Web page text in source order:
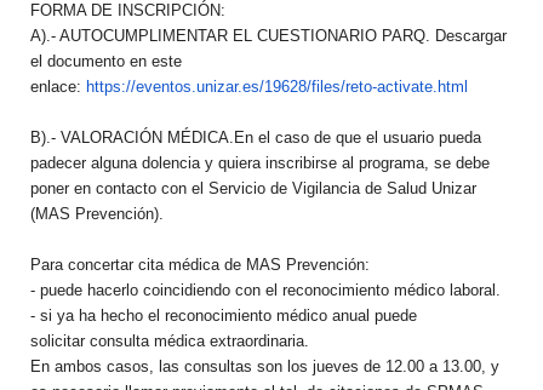
FORMA DE INSCRIPCIÓN:
A).- AUTOCUMPLIMENTAR EL CUESTIONARIO PARQ. Descargar
el documento en este
enlace: https://eventos.unizar.es/19628/files/reto-activate.html
B).- VALORACIÓN MÉDICA.En el caso de que el usuario pueda
padecer alguna dolencia y quiera inscribirse al programa, se debe
poner en contacto con el Servicio de Vigilancia de Salud Unizar
(MAS Prevención).
Para concertar cita médica de MAS Prevención:
- puede hacerlo coincidiendo con el reconocimiento médico laboral.
- si ya ha hecho el reconocimiento médico anual puede
solicitar consulta médica extraordinaria.
En ambos casos, las consultas son los jueves de 12.00 a 13.00, y